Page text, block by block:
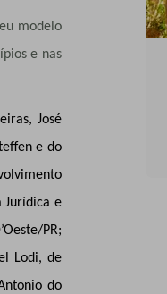
modelo
e nas
José
e do
Jurídica e
PR;
Lodi, de
do